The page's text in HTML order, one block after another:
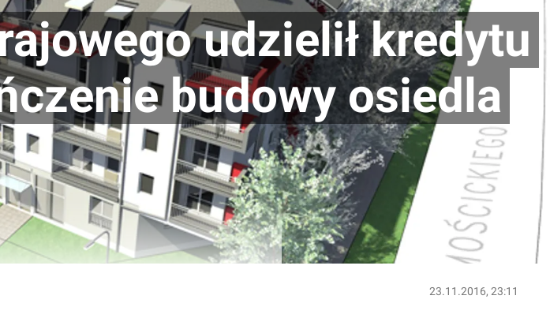
udzielił kredytu
budowy osiedla
23.11.2016, 23:11